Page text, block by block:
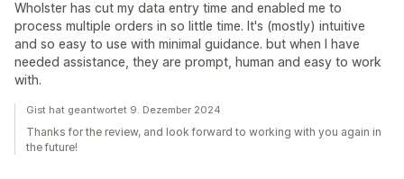
Wholster has cut my data entry time and enabled me to
process multiple orders in so little time. It's (mostly) intuitive
and so easy to use with minimal guidance. but when I have
needed assistance, they are prompt, human and easy to work
with.
Gist hat geantwortet 9. Dezember 2024
Thanks for the review, and look forward to working with you again in
the future!